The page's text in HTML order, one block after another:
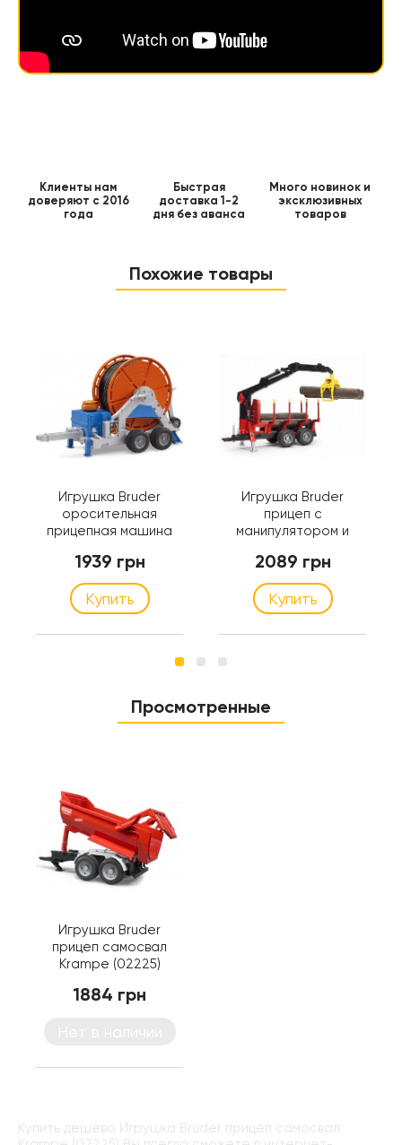
Клиенты нам
доверяют с 2016
года
Быстрая
доставка 1-2
дня без аванса
Много новинок и
эксклюзивных
товаров
Похожие товары
Игрушка Bruder
оросительная
прицепная машина
1939 грн
Купить
Игрушка Bruder
прицеп с
манипулятором и
2089 грн
Купить
Просмотренные
Игрушка Bruder
прицеп самосвал
Krampe (02225)
1884 грн
Купить дёшево Игрушка Bruder прицеп самосвал